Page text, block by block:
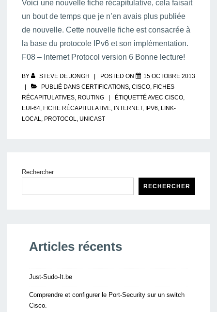
Voici une nouvelle fiche récapitulative, cela faisait
un bout de temps que je n’en avais plus publiée
de nouvelle. Cette nouvelle fiche est consacrée à
la base du protocole IPv6 et son implémentation.
F08 – Internet Protocol version 6 Bonne lecture!
BY STEVE DE JONGH POSTED ON
15 OCTOBRE 2013
PUBLIÉ DANS CERTIFICATIONS, CISCO, FICHES
RÉCAPITULATIVES, ROUTING ÉTIQUETTÉ AVEC CISCO,
EUI-64, FICHE RÉCAPITULATIVE, INTERNET, IPV6, LINK-
LOCAL, PROTOCOL, UNICAST
Rechercher
RECHERCHER
Articles récents
Just-Sudo-It.be
Comprendre et configurer le Port-Security sur un switch
Cisco.